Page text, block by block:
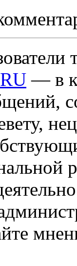
— в